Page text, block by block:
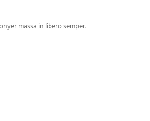
massa in libero semper.